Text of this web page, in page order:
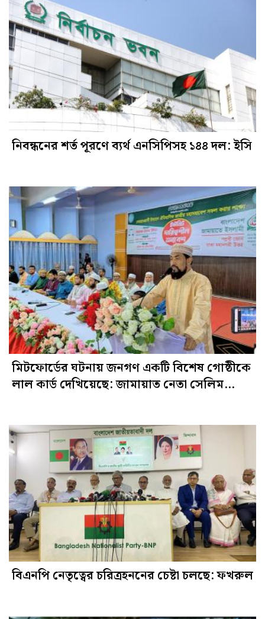
নিবন্ধনের শর্ত পূরণে ব্যর্থ এনসিপিসহ ১৪৪ দল: ইসি
মিটফোর্ডের ঘটনায় জনগণ একটি বিশেষ গোষ্ঠীকে
লাল কার্ড দেখিয়েছে: জামায়াত নেতা সেলিম
বিএনপি নেতৃত্বের চরিত্রহননের চেষ্টা চলছে: ফখরুল